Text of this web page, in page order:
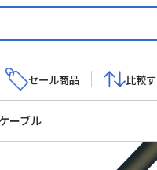
セール商品 比較
ーブル